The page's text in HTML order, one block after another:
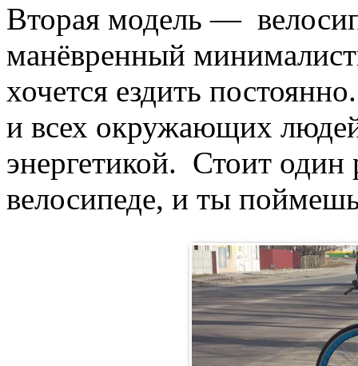
Вторая модель —
манёвренный
хочется ездить
и всех окружающих
энергетикой. Стоит один
велосипеде, и ты